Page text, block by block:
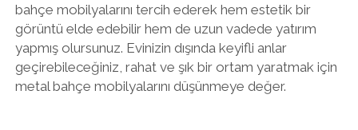
bahçe mobilyalarını tercih ederek hem estetik bir
görüntü elde edebilir hem de uzun vadede yatırım
yapmış olursunuz. Evinizin dışında keyifli anlar
geçirebileceğiniz, rahat ve şık bir ortam yaratmak için
metal bahçe mobilyalarını düşünmeye değer.